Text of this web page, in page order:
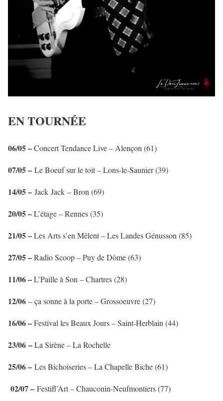
EN TOURNÉE
06/05 –Concert Tendance Live – Alençon (61)
07/05 – Le Boeuf sur le toit – Lons-le-Saunier (39)
14/05 – Jack Jack – Bron (69)
20/05 –L’étage – Rennes (35)
21/05 –Les Arts s’en Mêlent – Les Landes Génusson (85)
27/05 –Radio Scoop – Puy de Dôme (63)
11/06 –L’Paille à Son – Chartres (28)
12/06 – ça sonne à la porte – Grossoeuvre (27)
16/06 –Festival les Beaux Jours – Saint-Herblain (44)
23/06 –La Sirène – La Rochelle
25/06 – Les Bichoiseries – La Chapelle Biche (61)
02/07 – Festifl’Art – Chauconin-Neufmontiers (77)